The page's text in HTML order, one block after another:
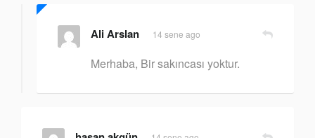
Ali Arslan 14 sene ago
Merhaba, Bir sakıncası yoktur.